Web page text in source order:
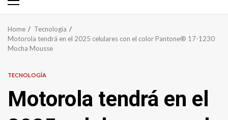
Primary
Home
Tecnología
Motorola tendrá en el 2025 celulares con el color Pantone® 17-1230
Mocha Mousse
TECNOLOGÍA
Motorola tendrá en el